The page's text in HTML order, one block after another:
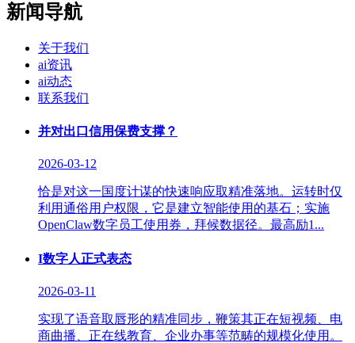
新闻导航
关于我们
ai资讯
ai动态
联系我们
并对出口信用保费支撑？
2026-03-12
恰是对这一国度计谋的快速响应取精准落地。运转时仅
利用通俗用户权限，它是建立智能使用的基石；实施
OpenClaw数字员工使用券，拜候数据径。最高励1...
I数字人正式表态
2026-03-11
实现了语音取唇形的精准同步，鞭策其正在短视频、电
商曲播、正在线教育、企业办事等范畴的规模化使用。